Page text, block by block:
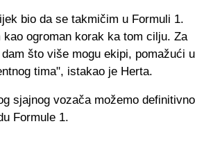
bio da se takmičim u Formuli 1.
ogroman korak ka tom cilju. Za
što više mogu ekipi, pomažući u
tima", istakao je Herta.
sjajnog vozača možemo definitivno
Formule 1.